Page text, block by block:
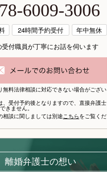
6009-3006
24時間予約受付
年中無休
受付職員が丁寧にお話を伺います
無料法律相談に対応できない場合がござい
受付予約後となりますので、 直接弁護士
きません。
相談に関しましては別途こちらをご覧くだ
離婚弁護士の想い